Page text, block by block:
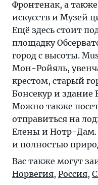
Фронтенак, а
искусств и Музей
Ещё здесь стоит
площадку
город с высоты.
Мон-Ройяль,
крестом, старый
Бонсекур и здание
Можно также
отправиться на
Елены и Нотр-Дам.
и полностью
Вас также могут
Норвегия, Россия,